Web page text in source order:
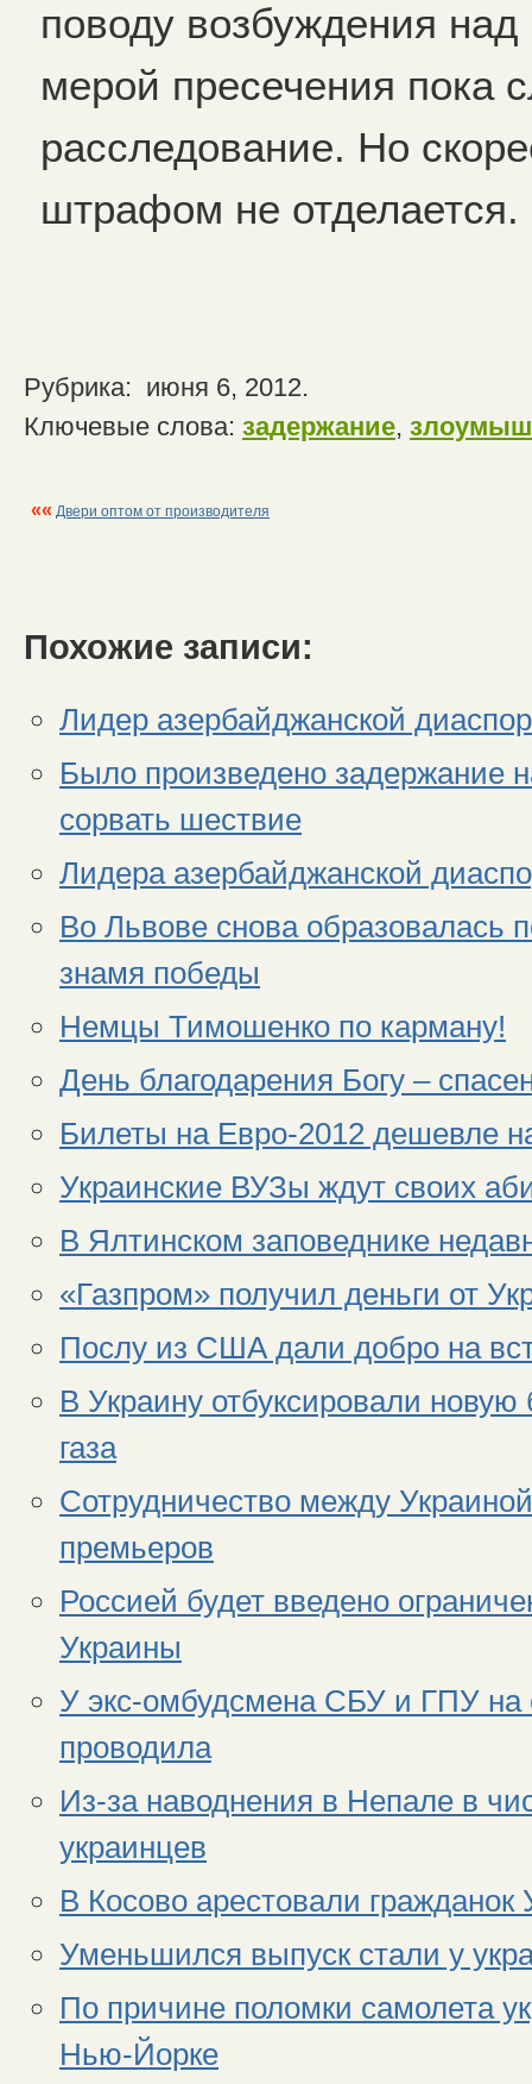
поводу возбуждения
мерой пресечения пока
расследование. Но
штрафом не отделается.
Рубрика: июня 6, 2012.
Ключевые слова: задержание,
«« Двери оптом от производителя
Похожие записи:
Лидер азербайджанской
Было произведено задержание
сорвать шествие
Лидера азербайджанской
Во Львове снова образовалась
знамя победы
Немцы Тимошенко по карману!
День благодарения Богу –
Билеты на Евро-2012 дешевле
Украинские ВУЗы ждут своих
В Ялтинском заповеднике
«Газпром» получил деньги от
Послу из США дали добро на
В Украину отбуксировали
газа
Сотрудничество между
премьеров
Россией будет введено
Украины
У экс-омбудсмена СБУ и ГПУ на
проводила
Из-за наводнения в Непале в
украинцев
В Косово арестовали
Уменьшился выпуск стали у
По причине поломки самолета
Нью-Йорке